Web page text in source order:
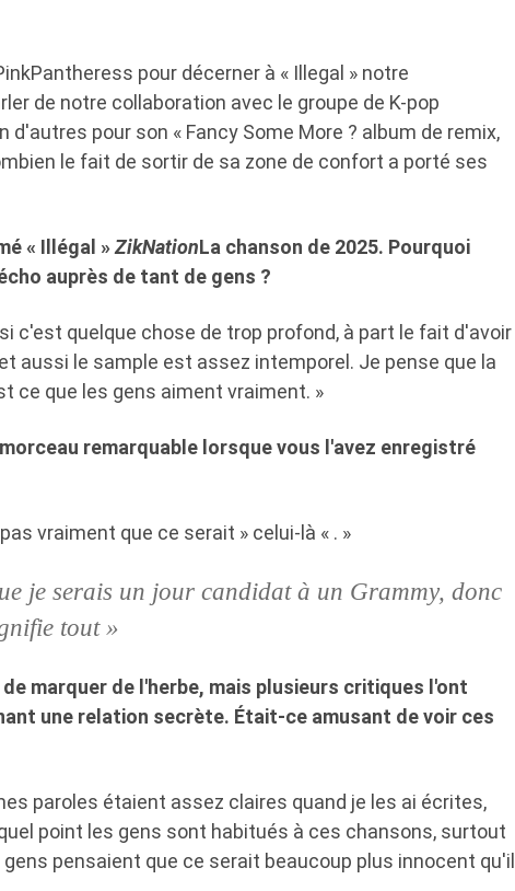
pour décerner à « Illegal » notre
de notre collaboration avec le groupe de K-pop
d'autres pour son « Fancy Some More ? album de remix,
le fait de sortir de sa zone de confort a porté ses
« Illégal »ZikNationLa chanson de 2025. Pourquoi
auprès de tant de gens ?
c'est quelque chose de trop profond, à part le fait d'avoir
aussi le sample est assez intemporel. Je pense que la
ce que les gens aiment vraiment. »
remarquable lorsque vous l'avez enregistré
vraiment que ce serait » celui-là « . »
je serais un jour candidat à un Grammy, donc
tout »
marquer de l'herbe, mais plusieurs critiques l'ont
une relation secrète. Était-ce amusant de voir ces
paroles étaient assez claires quand je les ai écrites,
point les gens sont habitués à ces chansons, surtout
pensaient que ce serait beaucoup plus innocent qu'il